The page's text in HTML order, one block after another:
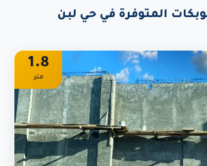
المتوفرة في حي لبن
1.8
متر